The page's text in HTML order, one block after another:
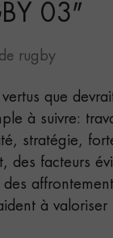
03"
rugby
que
à suivre:
stratégie,
des facteurs
à valoriser